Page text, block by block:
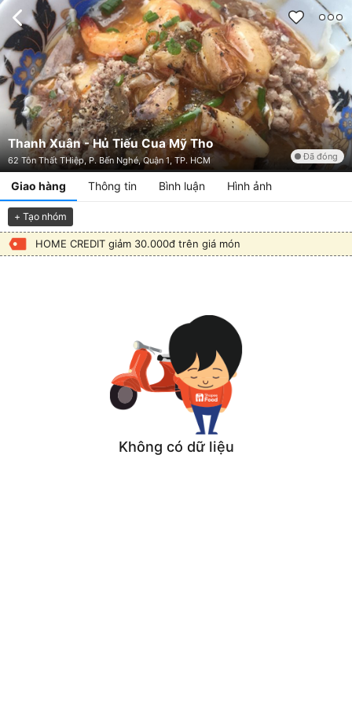
Thanh Xuân - Hủ Tiếu Cua Mỹ Tho
62 Tôn Thất THiệp, P. Bến Nghé, Quận 1, TP. HCM Đã đóng
Giao hàng Thông tin Bình luận Hình ảnh
+ Tạo nhóm
HOME CREDIT giảm 30.000đ trên giá món
Không có dữ liệu